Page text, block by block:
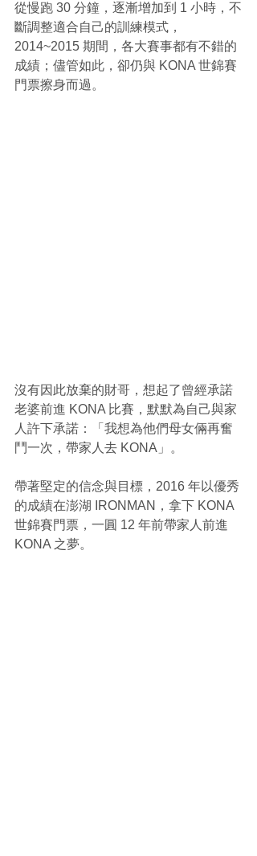
從慢跑 30 分鐘，逐漸增加到 1 小時，不
斷調整適合自己的訓練模式，
2014~2015 期間，各大賽事都有不錯的
成績；儘管如此，卻仍與 KONA 世錦賽
門票擦身而過。
沒有因此放棄的財哥，想起了曾經承諾
老婆前進 KONA 比賽，默默為自己與家
人許下承諾：「我想為他們母女倆再奮
鬥一次，帶家人去 KONA」。
帶著堅定的信念與目標，2016 年以優秀
的成績在澎湖 IRONMAN，拿下 KONA
世錦賽門票，一圓 12 年前帶家人前進
KONA 之夢。